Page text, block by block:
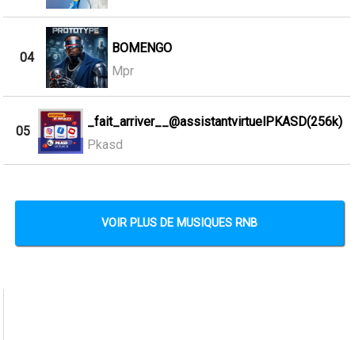
04
BOMENGO
Mpr
05
_fait_arriver__@assistantvirtuelPKASD(256k)
Pkasd
VOIR PLUS DE MUSIQUES RNB